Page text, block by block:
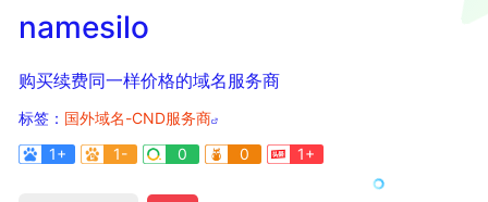
namesilo
购买续费同一样价格的域名服务商
标签： 国外域名-CND服务商
1+
1- 0 0 1+